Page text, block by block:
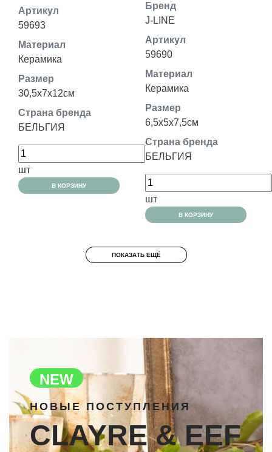
Артикул
59693
Материал
Керамика
Размер
30,5x7x12см
Страна бренда
БЕЛЬГИЯ
шт
В КОРЗИНУ
Бренд
J-LINE
Артикул
59690
Материал
Керамика
Размер
6,5x5x7,5см
Страна бренда
БЕЛЬГИЯ
шт
В КОРЗИНУ
ПОКАЗАТЬ ЕЩЁ
NEW
НОВЫЕ ПОСТУПЛЕНИЯ
CLAYRE & EEF